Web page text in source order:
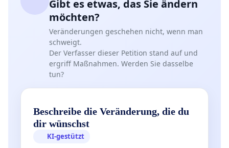
Gibt es etwas, das Sie ändern
möchten?
Veränderungen geschehen nicht, wenn man
schweigt.
Der Verfasser dieser Petition stand auf und
ergriff Maßnahmen. Werden Sie dasselbe
tun?
Beschreibe die Veränderung, die du
dir wünschst
KI-gestützt